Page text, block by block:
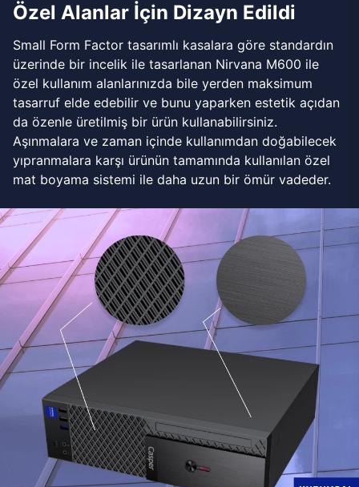
Özel Alanlar İçin Dizayn Edildi
Small Form Factor tasarımlı kasalara göre standardın
üzerinde bir incelik ile tasarlanan Nirvana M600 ile
özel kullanım alanlarınızda bile yerden maksimum
tasarruf elde edebilir ve bunu yaparken estetik açıdan
da özenle üretilmiş bir ürün kullanabilirsiniz.
Aşınmalara ve zaman içinde kullanımdan doğabilecek
yıpranmalara karşı ürünün tamamında kullanılan özel
mat boyama sistemi ile daha uzun bir ömür vadeder.